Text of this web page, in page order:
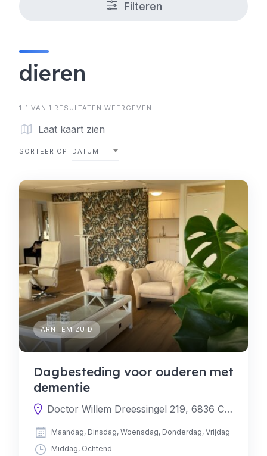
Filteren
dieren
1-1 VAN 1 RESULTATEN WEERGEVEN
Laat kaart zien
SORTEER OP DATUM
ARNHEM ZUID
Dagbesteding voor ouderen met
dementie
Doctor Willem Dreessingel 219, 6836 CS Arnhem, Nederland
Maandag, Dinsdag, Woensdag, Donderdag, Vrijdag
Middag, Ochtend